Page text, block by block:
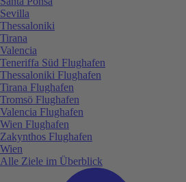
Sevilla
Thessaloniki
Tirana
Valencia
Teneriffa Süd Flughafen
Thessaloniki Flughafen
Tirana Flughafen
Tromsö Flughafen
Valencia Flughafen
Wien Flughafen
Zakynthos Flughafen
Wien
Alle Ziele im Überblick